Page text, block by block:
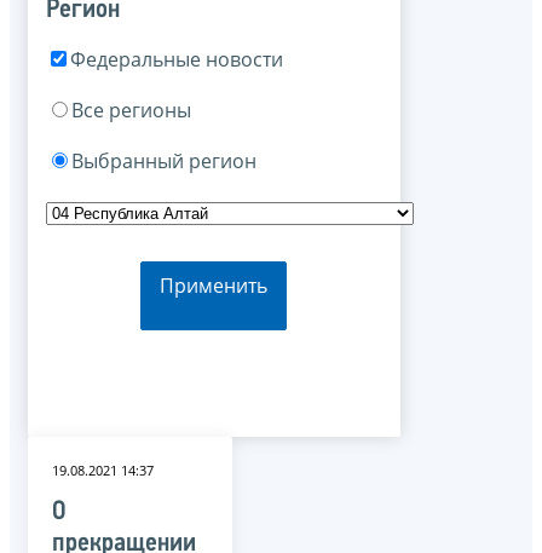
Регион
Федеральные новости
Все регионы
Выбранный регион
Применить
19.08.2021 14:37
О
прекращении